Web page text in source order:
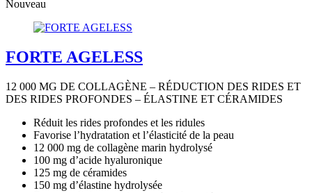
Nouveau
FORTE AGELESS
12 000 MG DE COLLAGÈNE – RÉDUCTION DES RIDES ET
DES RIDES PROFONDES – ÉLASTINE ET CÉRAMIDES
Réduit les rides profondes et les ridules
Favorise l’hydratation et l’élasticité de la peau
12 000 mg de collagène marin hydrolysé
100 mg d’acide hyaluronique
125 mg de céramides
150 mg d’élastine hydrolysée